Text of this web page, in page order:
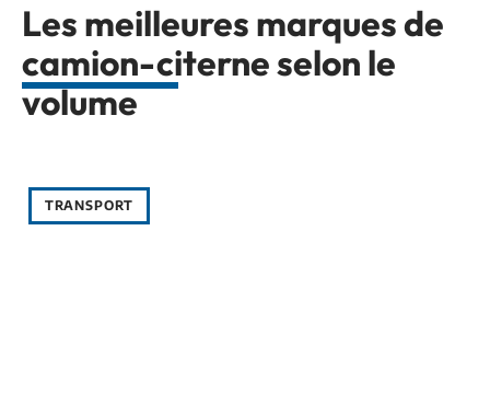
Les meilleures marques de
camion-citerne selon le
volume
TRANSPORT